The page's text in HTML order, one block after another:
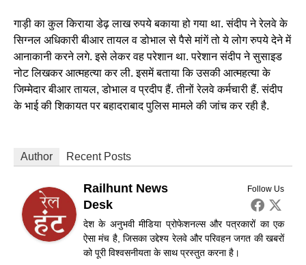
गाड़ी का कुल किराया डेढ़ लाख रुपये बकाया हो गया था. संदीप ने रेलवे के
सिग्नल अधिकारी बीआर तायल व डोभाल से पैसे मांगें तो ये लोग रुपये देने में
आनाकानी करने लगे. इसे लेकर वह परेशान था. परेशान संदीप ने सुसाइड
नोट लिखकर आत्महत्या कर ली. इसमें बताया कि उसकी आत्महत्या के
जिम्मेदार बीआर तायल, डोभाल व प्रदीप हैं. तीनों रेलवे कर्मचारी हैं. संदीप
के भाई की शिकायत पर बहादराबाद पुलिस मामले की जांच कर रही है.
Author Recent Posts
Follow Us
Railhunt News
Desk
देश के अनुभवी मीडिया प्रोफेशनल्स और पत्रकारों का एक
ऐसा मंच है, जिसका उद्देश्य रेलवे और परिवहन जगत की खबरों
को पूरी विश्वसनीयता के साथ प्रस्तुत करना है।